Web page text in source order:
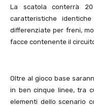
La scatola conterrà
caratteristiche
differenziate per freni,
facce contenente il
Oltre al gioco base
in ben cinque linee, tra
elementi dello scenario